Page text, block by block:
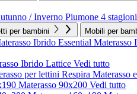
/ Inverno Piumone 4 stagioni
per bambini Mobili per
Ibrido Essential Materasso
Ibrido Lattice Vedi tutto
per lettini Respira Materasso
Materasso 90x200 Vedi tutto